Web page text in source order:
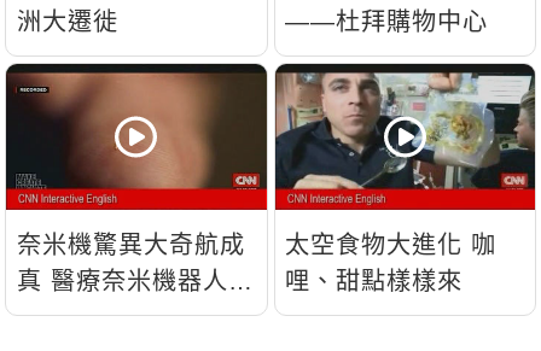
洲大遷徙
——杜拜購物中心
奈米機驚異大奇航成
真 醫療奈米機器人問
世
太空食物大進化 咖
哩、甜點樣樣來